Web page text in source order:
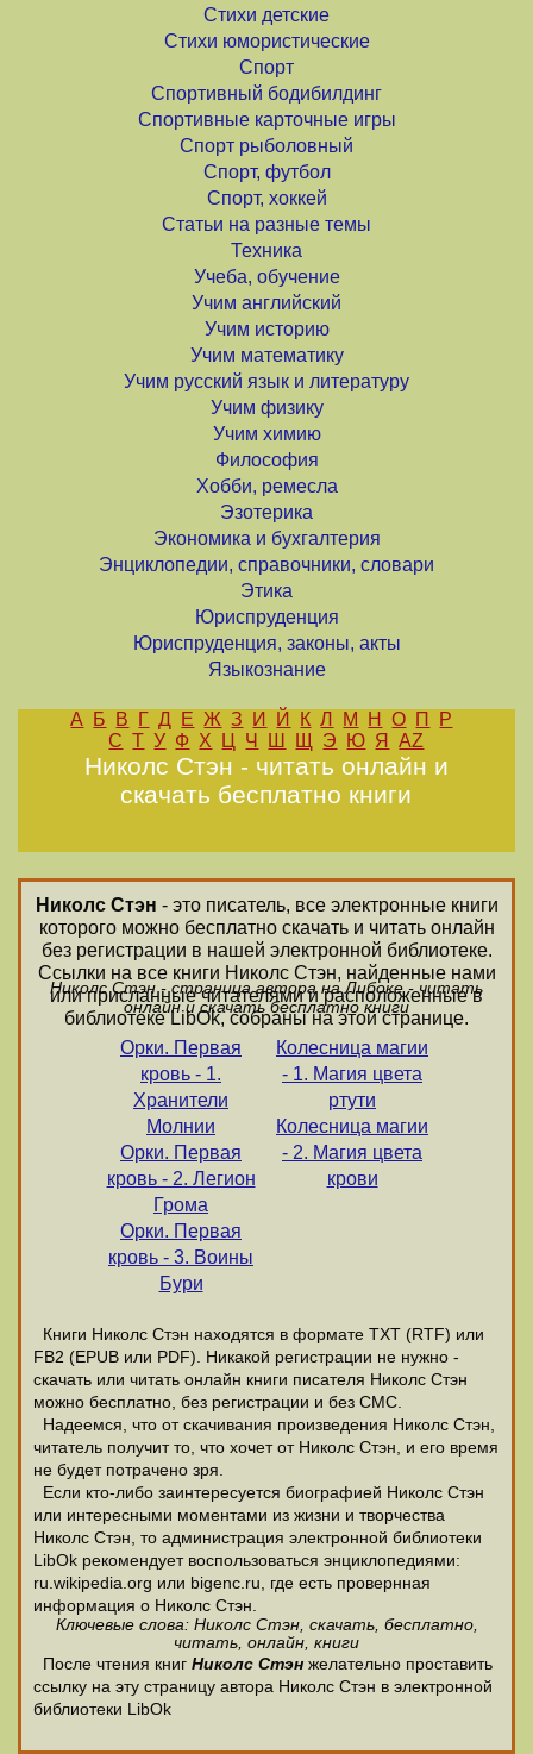
Стихи детские
Стихи юмористические
Спорт
Спортивный бодибилдинг
Спортивные карточные игры
Спорт рыболовный
Спорт, футбол
Спорт, хоккей
Статьи на разные темы
Техника
Учеба, обучение
Учим английский
Учим историю
Учим математику
Учим русский язык и литературу
Учим физику
Учим химию
Философия
Хобби, ремесла
Эзотерика
Экономика и бухгалтерия
Энциклопедии, справочники, словари
Этика
Юриспруденция
Юриспруденция, законы, акты
Языкознание
А Б В Г Д Е Ж З И Й К Л М Н О П
Р
С Т У Ф Х Ц Ч Ш Щ Э Ю Я AZ
Николс Стэн - читать онлайн и
скачать бесплатно книги
Николс Стэн - это писатель, все электронные книги
которого можно бесплатно скачать и читать онлайн
без регистрации в нашей электронной библиотеке.
Ссылки на все книги Николс Стэн, найденные нами
или присланные читателями и расположенные в
библиотеке LibOk, собраны на этой странице.
Николс Стэн - страница автора на Либоке - читать
онлайн и скачать бесплатно книги
Орки. Первая
кровь - 1.
Хранители
Молнии
Орки. Первая
кровь - 2. Легион
Грома
Орки. Первая
кровь - 3. Воины
Бури
Колесница магии
- 1. Магия цвета
ртути
Колесница магии
- 2. Магия цвета
крови
Книги Николс Стэн находятся в формате ТХТ (RTF) или
FB2 (EPUB или PDF). Никакой регистрации не нужно -
скачать или читать онлайн книги писателя Николс Стэн
можно бесплатно, без регистрации и без СМС.
Надеемся, что от скачивания произведения Николс Стэн,
читатель получит то, что хочет от Николс Стэн, и его время
не будет потрачено зря.
Если кто-либо заинтересуется биографией Николс Стэн
или интересными моментами из жизни и творчества
Николс Стэн, то администрация электронной библиотеки
LibOk рекомендует воспользоваться энциклопедиями:
ru.wikipedia.org или bigenc.ru, где есть провернная
информация о Николс Стэн.
Ключевые слова: Николс Стэн, скачать, бесплатно,
читать, онлайн, книги
После чтения книг Николс Стэн желательно проставить
ссылку на эту страницу автора Николс Стэн в электронной
библиотеки LibOk